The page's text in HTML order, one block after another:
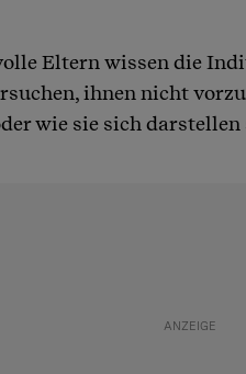
Eltern wissen die
ihnen nicht
wie sie sich darstellen